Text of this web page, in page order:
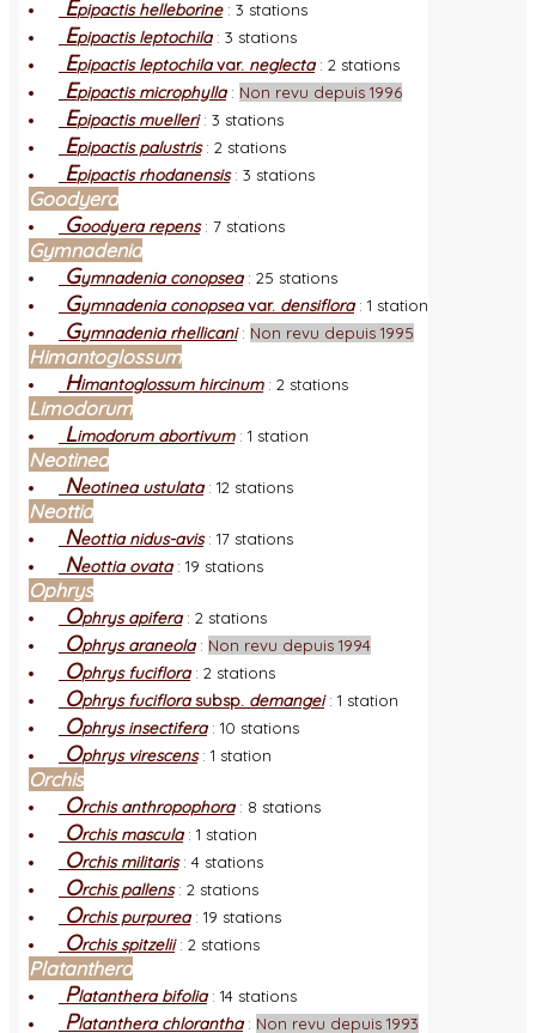
Epipactis helleborine: 3 stations
Epipactis leptochila: 3 stations
Epipactis leptochilavar. neglecta: 2 stations
Epipactis microphylla: Non revu depuis 1996
Epipactis muelleri: 3 stations
Epipactis palustris: 2 stations
Epipactis rhodanensis: 3 stations
Goodyera
Goodyera repens: 7 stations
Gymnadenia
Gymnadenia conopsea: 25 stations
Gymnadenia conopseavar. densiflora: 1 station
Gymnadenia rhellicani: Non revu depuis 1995
Himantoglossum
Himantoglossum hircinum: 2 stations
Limodorum
Limodorum abortivum: 1 station
Neotinea
Neotinea ustulata: 12 stations
Neottia
Neottia nidus-avis: 17 stations
Neottia ovata: 19 stations
Ophrys
Ophrys apifera: 2 stations
Ophrys araneola: Non revu depuis 1994
Ophrys fuciflora: 2 stations
Ophrys fuciflorasubsp. demangei: 1 station
Ophrys insectifera: 10 stations
Ophrys virescens: 1 station
Orchis
Orchis anthropophora: 8 stations
Orchis mascula: 1 station
Orchis militaris: 4 stations
Orchis pallens: 2 stations
Orchis purpurea: 19 stations
Orchis spitzelii: 2 stations
Platanthera
Platanthera bifolia: 14 stations
Platanthera chlorantha: Non revu depuis 1993